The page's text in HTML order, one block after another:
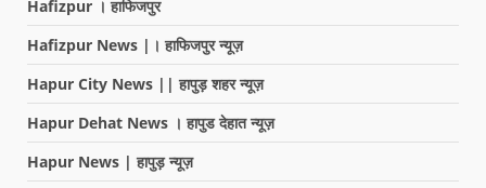
Hafizpur । हाफिजपुर
Hafizpur News |। हाफिजपुर न्यूज़
Hapur City News || हापुड़ शहर न्यूज़
Hapur Dehat News । हापुड देहात न्यूज़
Hapur News | हापुड़ न्यूज़